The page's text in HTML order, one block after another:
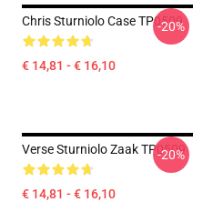
Chris Sturniolo Case TP0509
€ 14,81 - € 16,10
-20%
Verse Sturniolo Zaak TP0509
€ 14,81 - € 16,10
-20%